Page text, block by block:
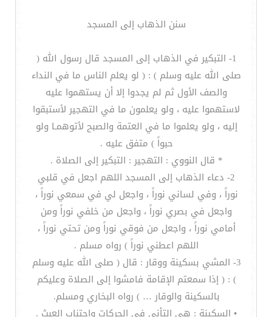
سنن الذهاب إلى المسجد
1- التبكير في الذهاب إلى المسجد قال رسول الله (
صلى الله عليه وسلم ) : ( لو يعلم الناس ما في النداء
والصف الأول ثم لم يجدوا إلا أن يستهموا عليه
لاستهموا عليه ، ولو يعلمون ما في التهجير لأستبقوا
إليه ، ولو يعلموا ما في العتمة والصبح لأتوهمـا ولو
حبواً ) متفق عليه .
* قال النووي : التهجير : التبكير إلى الصلاة .
2- دعاء الذهاب إلى المسجد اللهم اجعل في قلبي
نوراً ، وفي لساني نوراً ، واجعل لي في سمعي نوراً ،
واجعل في بصري نوراً ، واجعل من خلفي نوراً ومن
أمامي نوراً ، واجعل من فوقي نوراً ومن تحتي نوراً ،
اللهم اعطني نوراً ) رواه مسلم .
3- المشي بسكينة ووقار : قال ( صلى الله عليه وسلم
) : ( إذا سمعتم الإقامة فامشوا إلى الصلاة وعليكم
بالسكينة والوقار … ) رواه البخاري ومسلم.
• السكينة : هي التأني في الحركات واجتناب العبث .